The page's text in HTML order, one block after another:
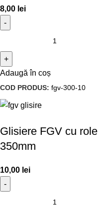
8,00 lei
Adaugă în coș
COD PRODUS: fgv-300-10
Glisiere FGV cu role
350mm
10,00 lei